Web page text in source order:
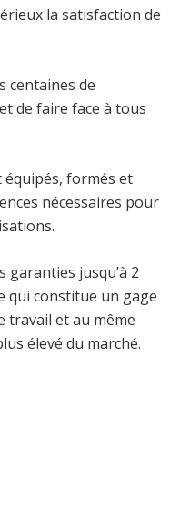
la satisfaction de
centaines de
de faire face à tous
formés et
nécessaires pour
jusqu’à 2
qui constitue un gage
travail et au même
élevé du marché.